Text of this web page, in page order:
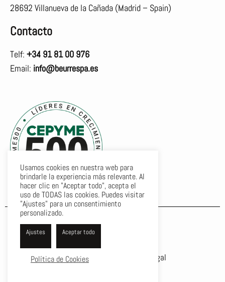
28692 Villanueva de la Cañada (Madrid – Spain)
Contacto
Telf: +34 91 81 00 976
Email: info@beurrespa.es
Política de privacidad Aviso legal
F
a
c
e
Usamos cookies en nuestra web para
brindarle la experiencia más relevante. Al
hacer clic en "Aceptar todo", acepta el
uso de TODAS las cookies. Puedes visitar
"Ajustes" para un consentimiento
personalizado.
Ajustes Aceptar todo
Política de Cookies